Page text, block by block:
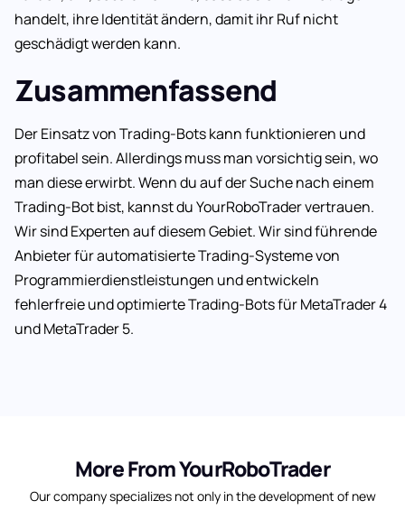
handelt, ihre Identität ändern, damit ihr Ruf nicht
geschädigt werden kann.
Zusammenfassend
Der Einsatz von Trading-Bots kann funktionieren und
profitabel sein. Allerdings muss man vorsichtig sein, wo
man diese erwirbt. Wenn du auf der Suche nach einem
Trading-Bot bist, kannst du YourRoboTrader vertrauen.
Wir sind Experten auf diesem Gebiet. Wir sind führende
Anbieter für automatisierte Trading-Systeme von
Programmierdienstleistungen und entwickeln
fehlerfreie und optimierte Trading-Bots für MetaTrader 4
und MetaTrader 5.
More From YourRoboTrader
Our company specializes not only in the development of new